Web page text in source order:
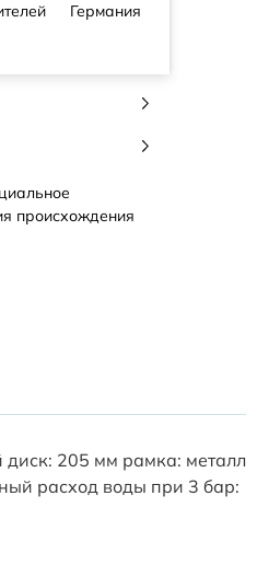
Германия
происхождения
диск: 205 мм рамка: металл
расход воды при 3 бар: